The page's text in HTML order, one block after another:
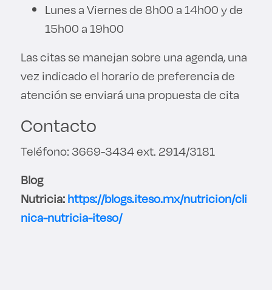
Lunes a Viernes de 8h00 a 14h00 y de
15h00 a 19h00
Las citas se manejan sobre una agenda, una
vez indicado el horario de preferencia de
atención se enviará una propuesta de cita
Contacto
Teléfono: 3669-3434 ext. 2914/3181
Blog
Nutricia: https://blogs.iteso.mx/nutricion/cli
nica-nutricia-iteso/